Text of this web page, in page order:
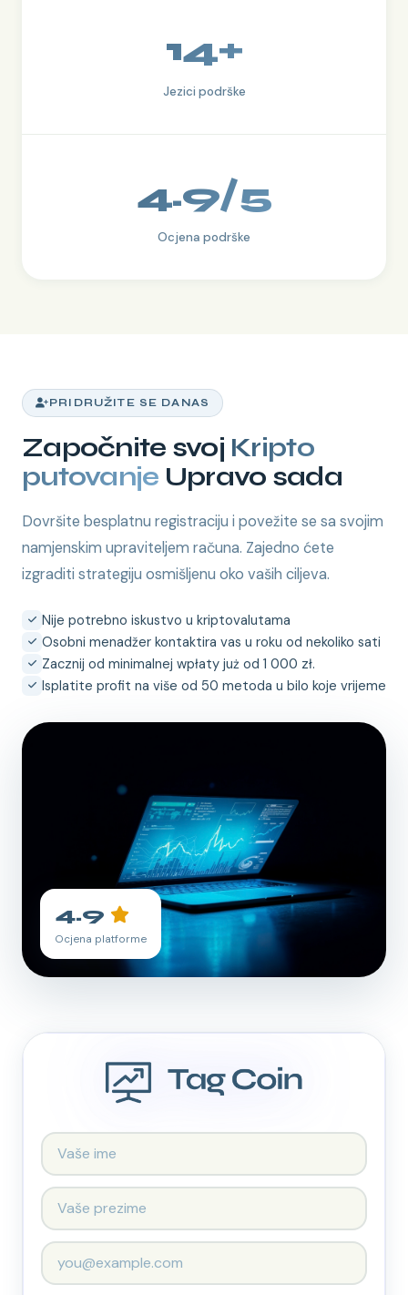
14+
Jezici podrške
4.9/5
Ocjena podrške
PRIDRUŽITE SE DANAS
Započnite svoj Kripto
putovanje Upravo sada
Dovršite besplatnu registraciju i povežite se sa svojim
namjenskim upraviteljem računa. Zajedno ćete
izgraditi strategiju osmišljenu oko vaših ciljeva.
Nije potrebno iskustvo u kriptovalutama
Osobni menadžer kontaktira vas u roku od nekoliko sati
Zacznij od minimalnej wpłaty już od 1 000 zł.
Isplatite profit na više od 50 metoda u bilo koje vrijeme
4.9
Ocjena platforme